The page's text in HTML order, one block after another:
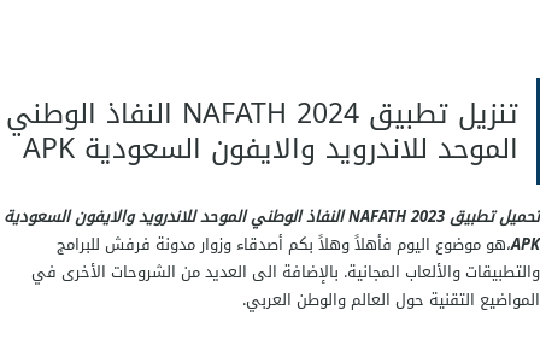
تنزيل تطبيق NAFATH 2024 النفاذ الوطني
الموحد للاندرويد والايفون السعودية APK
تحميل تطبيق NAFATH 2023 النفاذ الوطني الموحد للاندرويد والايفون السعودية
APK،هو موضوع اليوم فأهلاً وهلاً بكم أصدقاء وزوار مدونة فرفش للبرامج
والتطبيقات والألعاب المجانية. بالإضافة الى العديد من الشروحات الأخرى في
المواضيع التقنية حول العالم والوطن العربي.